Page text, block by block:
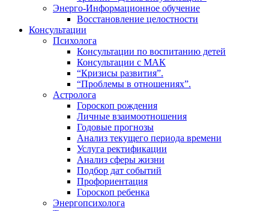
Энерго-Информационное обучение
Восстановление целостности
Консультации
Психолога
Консультации по воспитанию детей
Консультации с МАК
“Кризисы развития”.
“Проблемы в отношениях”.
Астролога
Гороскоп рождения
Личные взаимоотношения
Годовые прогнозы
Анализ текущего периода времени
Услуга ректификации
Анализ сферы жизни
Подбор дат событий
Профориентация
Гороскоп ребенка
Энергопсихолога